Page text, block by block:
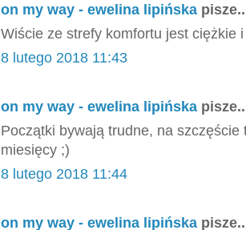
on my way - ewelina lipińska
Wiście ze strefy komfortu jest ciężkie
8 lutego 2018 11:43
on my way - ewelina lipińska
Początki bywają trudne, na szczęście
miesięcy ;)
8 lutego 2018 11:44
on my way - ewelina lipińska